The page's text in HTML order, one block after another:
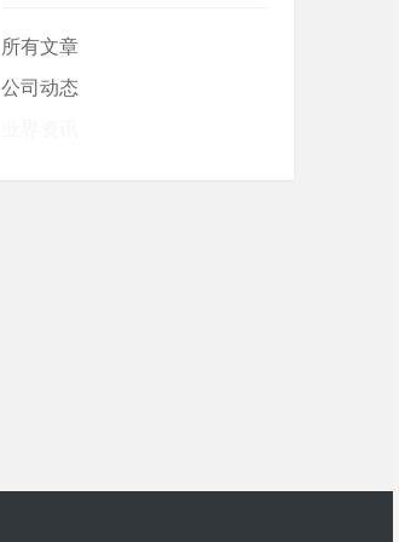
所有文章
公司动态